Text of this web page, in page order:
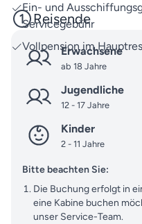
schaffen wir
Ein- und
Servicegebühr
Vollpension im
Reisende
Erwachsene
ab 18 Jahre
Jugendliche
12 - 17 Jahre
Kinder
2 - 11 Jahre
Bitte beachten Sie:
Die Buchung erfolgt in
eine Kabine buchen
unser Service-Team.